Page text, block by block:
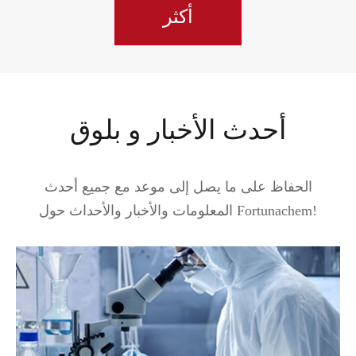
أكثر
أحدث الأخبار و بلوق
الحفاظ على ما يصل إلى موعد مع جميع أحدث
المعلومات والأخبار والأحداث حول Fortunachem!